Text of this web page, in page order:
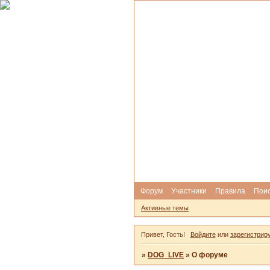
Форум Участники Правила
Активные темы
Привет, Гость! Войдитеили
»DOG_LIVE »О форуме